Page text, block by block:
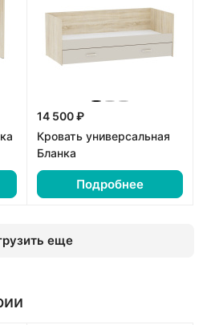
14 500 ₽
Кровать универсальная
Бланка
Подробнее
еще